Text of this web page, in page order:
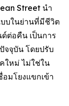
Street นำ
บบในย่านที่มีชีวิต
ต่อคืน เป็นการ
จจุบัน โดยปรับ
ใหม่ ไม่ใช่ใน
มโยงแขกเข้า